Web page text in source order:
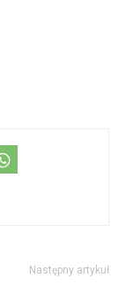
Następny artykuł